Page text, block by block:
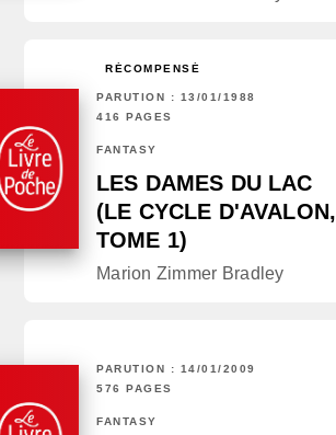
RÉCOMPENSÉ
PARUTION : 13/01/1988
416 PAGES
FANTASY
LES DAMES DU LAC
(LE CYCLE D'AVALON,
TOME 1)
Marion Zimmer Bradley
PARUTION : 14/01/2009
576 PAGES
FANTASY